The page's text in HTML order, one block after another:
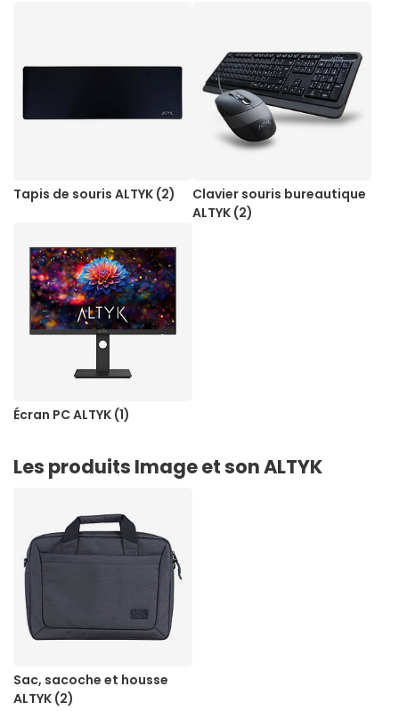
Tapis de souris ALTYK (2)
Clavier souris bureautique
ALTYK (2)
Écran PC ALTYK (1)
Les produits Image et son ALTYK
Sac, sacoche et housse
ALTYK (2)